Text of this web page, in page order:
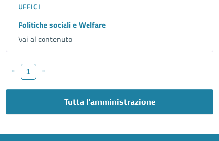
UFFICI
Politiche sociali e Welfare
Vai al contenuto
« 1 »
Tutta l'amministrazione